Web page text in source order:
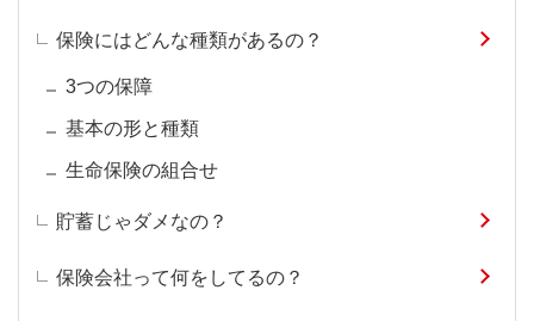
保険にはどんな種類があるの？
3つの保障
基本の形と種類
生命保険の組合せ
貯蓄じゃダメなの？
保険会社って何をしてるの？